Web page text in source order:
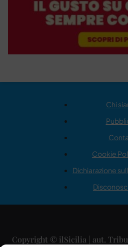
Chi
Cookie
Dichiarazione
Copyright © ilSicilia | aut.